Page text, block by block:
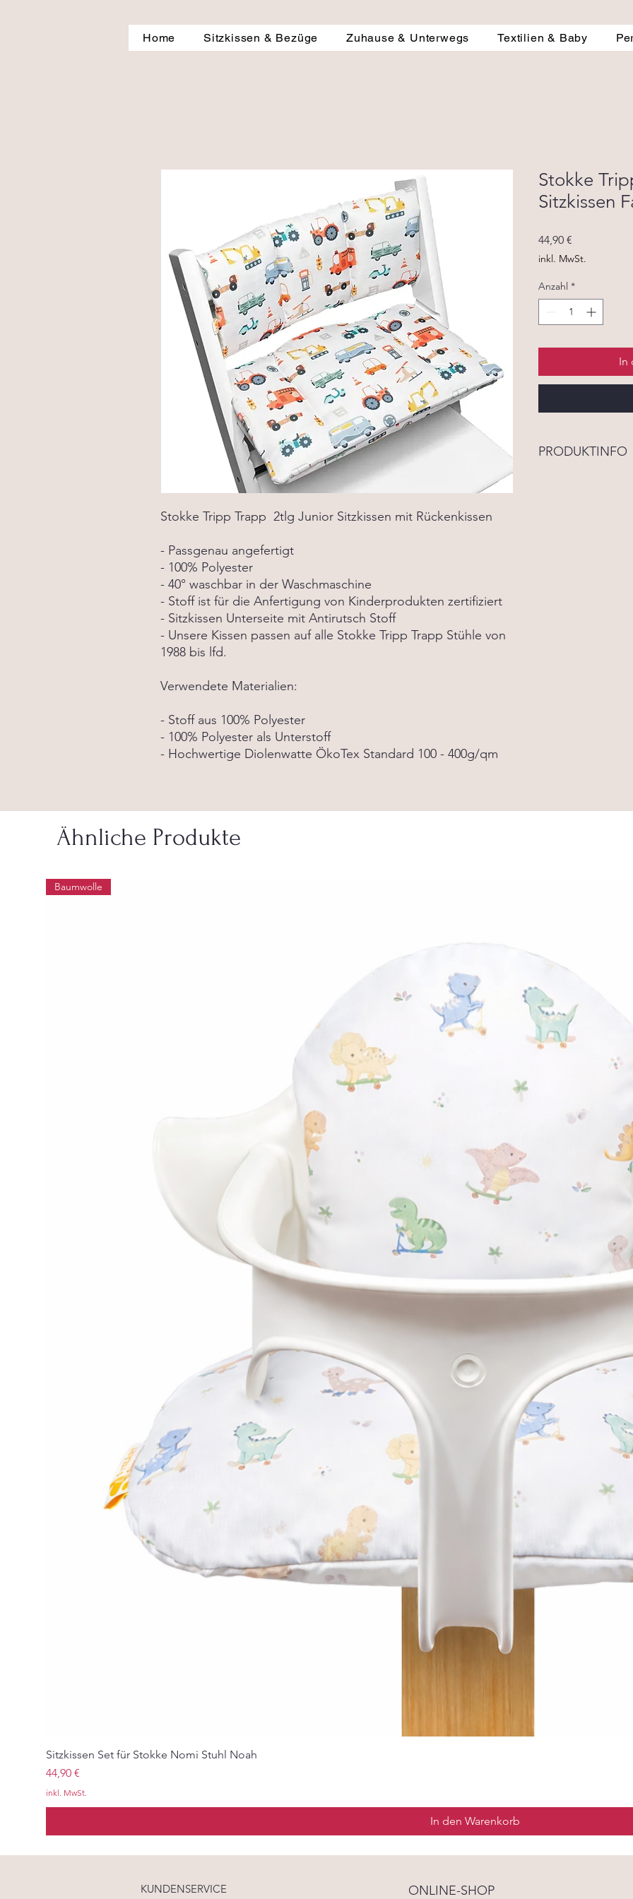
Home Sitzkissen & Bezüge Zuhause & Unterwegs Textilien & Baby
Stokke Tripp Trapp 2tlg Junior Sitzkissen mit Rückenkissen
- Passgenau angefertigt
- 100% Polyester
- 40° waschbar in der Waschmaschine
- Stoff ist für die Anfertigung von Kinderprodukten zertifiziert
- Sitzkissen Unterseite mit Antirutsch Stoff
- Unsere Kissen passen auf alle Stokke Tripp Trapp Stühle von
1988 bis lfd.
Verwendete Materialien:
- Stoff aus 100% Polyester
- 100% Polyester als Unterstoff
- Hochwertige Diolenwatte ÖkoTex Standard 100 - 400g/qm
Stokke
Sitzkissen
44,90 €
inkl. MwSt.
Anzahl *
In
PRODUKTINFO
Ähnliche Produkte
Baumwolle
Sitzkissen Set für Stokke Nomi Stuhl Noah
Preis
44,90 €
inkl. MwSt.
In den Warenkorb
KUNDENSERVICE ONLINE-SHOP